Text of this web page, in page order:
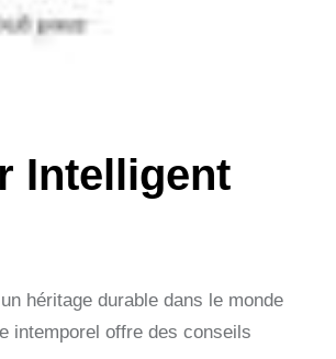
Intelligent
héritage durable dans le monde
intemporel offre des conseils